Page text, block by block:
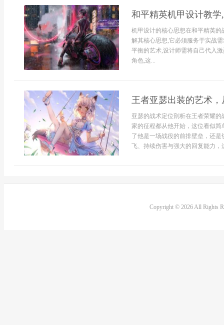
和平精英机甲设计教
机甲设计的核心思想在和平精英
解其核心思想,它必须服务于实战
平衡的艺术,设计师需将自己代入
角色,这...
王者亚瑟出装的艺术
亚瑟的战术定位剖析在王者荣耀
家的征程都从他开始，这位看似
了他是一场战役的前排壁垒，还
飞、持续伤害与强大的回复能力
Copyright © 2026 All Rights